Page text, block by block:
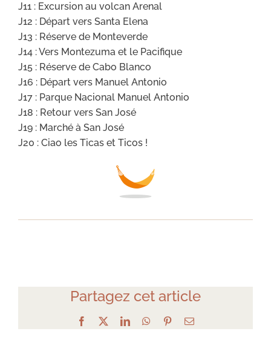
J11 : Excursion au volcan Arenal
J12 : Départ vers Santa Elena
J13 : Réserve de Monteverde
J14 : Vers Montezuma et le Pacifique
J15 : Réserve de Cabo Blanco
J16 : Départ vers Manuel Antonio
J17 : Parque Nacional Manuel Antonio
J18 : Retour vers San José
J19 : Marché à San José
J20 : Ciao les Ticas et Ticos !
Partagez cet article
Facebook LinkedInWhatsApp
PinterestEmail